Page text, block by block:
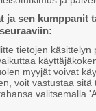
ja sen kumppanit
tietojen käsittelyn
myyjät voivat
voit vastustaa sitä
valitsemalla